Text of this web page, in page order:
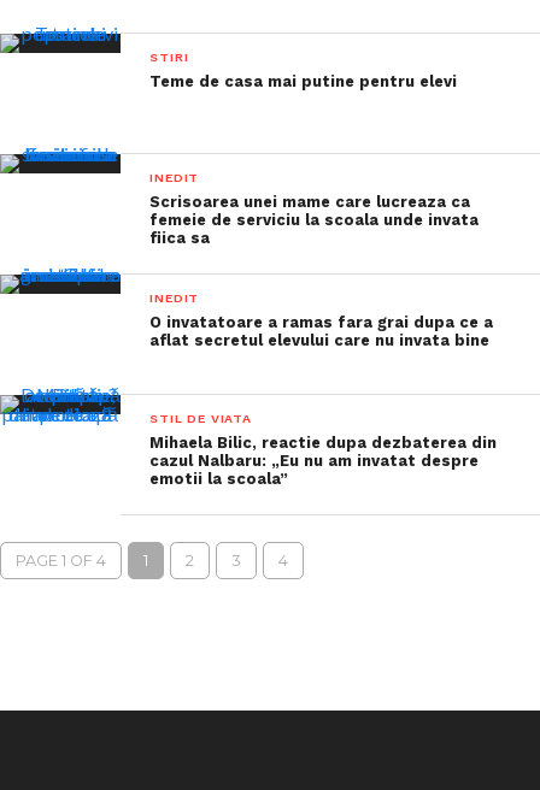
STIRI
Teme de casa mai putine pentru elevi
INEDIT
Scrisoarea unei mame care lucreaza ca
femeie de serviciu la scoala unde invata
fiica sa
INEDIT
O invatatoare a ramas fara grai dupa ce a
aflat secretul elevului care nu invata bine
STIL DE VIATA
Mihaela Bilic, reactie dupa dezbaterea din
cazul Nalbaru: „Eu nu am invatat despre
emotii la scoala”
PAGE 1 OF 4 1 2 3 4